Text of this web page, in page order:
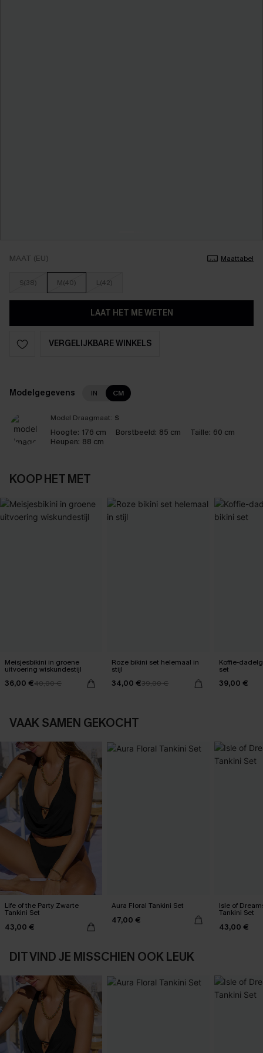
MAAT (EU) Maattabel
S(38) M(40) L(42)
LAAT HET ME WETEN
VERGELIJKBARE WINKELS
Modelgegevens IN CM
Model Draagmaat: S
Hoogte: 176 cm Borstbeeld: 85 cm Taille: 60 cm
Heupen: 88 cm
KOOP HET MET
Meisjesbikini in groene
uitvoering wiskundestijl
36,00 €40,00 €
Roze bikini set helemaal in
stijl
34,00 €39,00 €
Koffie-
set
39,00 €
VAAK SAMEN GEKOCHT
Life of the Party Zwarte
Tankini Set
43,00 €
Aura Floral Tankini Set
47,00 €
Isle of
Tankini Set
43,00 €
DIT VIND JE MISSCHIEN OOK LEUK